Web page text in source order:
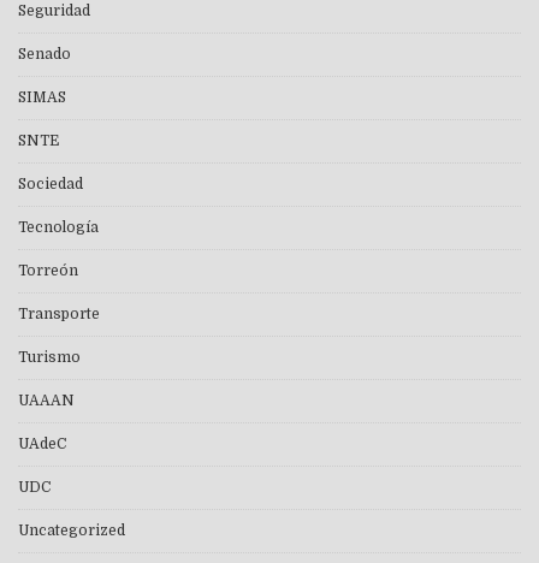
Seguridad
Senado
SIMAS
SNTE
Sociedad
Tecnología
Torreón
Transporte
Turismo
UAAAN
UAdeC
UDC
Uncategorized